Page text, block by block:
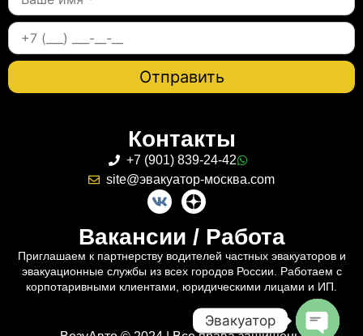
Контакты
+7 (901) 839-24-42
site@эвакуатор-москва.com
Вакансии / Работа
Приглашаем к партнерству водителей частных эвакуаторов и
эвакуационные службы из всех городов России. Работаем с
корпотаривными клиентами, юридическими лицами и ИП.
Эвакуатор